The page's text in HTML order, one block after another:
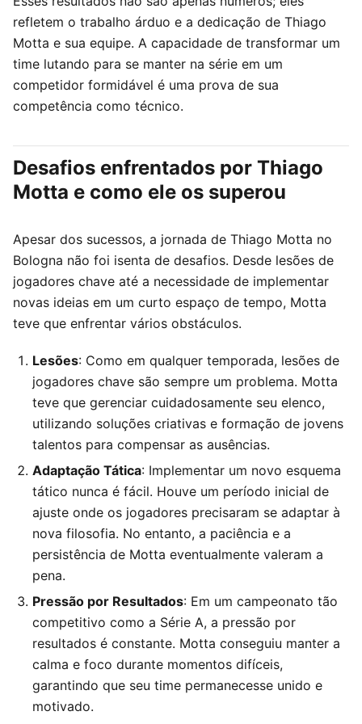
refletem o trabalho árduo e a dedicação de Thiago
Motta e sua equipe. A capacidade de transformar um
time lutando para se manter na série em um
competidor formidável é uma prova de sua
competência como técnico.
Desafios enfrentados por Thiago
Motta e como ele os superou
Apesar dos sucessos, a jornada de Thiago Motta no
Bologna não foi isenta de desafios. Desde lesões de
jogadores chave até a necessidade de implementar
novas ideias em um curto espaço de tempo, Motta
teve que enfrentar vários obstáculos.
Lesões: Como em qualquer temporada, lesões de
jogadores chave são sempre um problema. Motta
teve que gerenciar cuidadosamente seu elenco,
utilizando soluções criativas e formação de jovens
talentos para compensar as ausências.
Adaptação Tática: Implementar um novo esquema
tático nunca é fácil. Houve um período inicial de
ajuste onde os jogadores precisaram se adaptar à
nova filosofia. No entanto, a paciência e a
persistência de Motta eventualmente valeram a
pena.
Pressão por Resultados: Em um campeonato tão
competitivo como a Série A, a pressão por
resultados é constante. Motta conseguiu manter a
calma e foco durante momentos difíceis,
garantindo que seu time permanecesse unido e
motivado.